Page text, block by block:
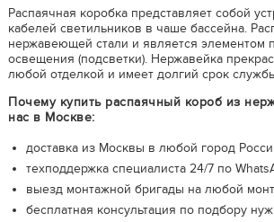
Распаячная коробка представляет собой
кабелей светильников в чаше бассейна.
нержавеющей стали и является элементом
освещения (подсветки). Нержавейка
любой отделкой и имеет долгий срок
Почему купить распаячный короб из
нас в Москве:
доставка из Москвы в любой город
техподдержка специалиста 24/7 по
выезд монтажной бригады на любой
бесплатная консультация по подбору